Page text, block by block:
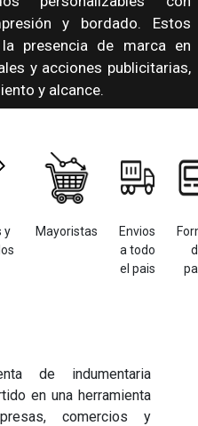
y bordado. Estos
presencia de marca en
y acciones publicitarias,
y alcance.
y
Mayoristas
Envios
a todo
el pais
de indumentaria
en una herramienta
comercios y